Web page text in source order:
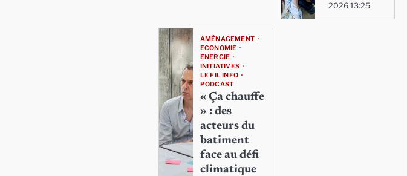
2026 13:25
AMÉNAGEMENT
ECONOMIE
ENERGIE
INITIATIVES
LE FIL INFO
PODCAST
« Ça chauffe
» : des
acteurs du
batiment
face au défi
climatique